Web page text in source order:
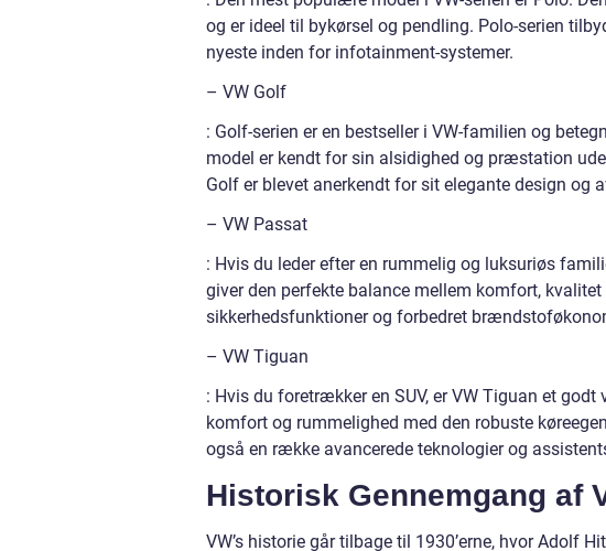
og er ideel til bykørsel og pendling. Polo-serien
nyeste inden for infotainment-systemer.
– VW Golf
: Golf-serien er en bestseller i VW-familien og
model er kendt for sin alsidighed og præstation
Golf er blevet anerkendt for sit elegante design og
– VW Passat
: Hvis du leder efter en rummelig og luksuriøs
giver den perfekte balance mellem komfort,
sikkerhedsfunktioner og forbedret
– VW Tiguan
: Hvis du foretrækker en SUV, er VW Tiguan et
komfort og rummelighed med den robuste
også en række avancerede teknologier og
Historisk Gennemgang af
VW’s historie går tilbage til 1930’erne, hvor Adolf